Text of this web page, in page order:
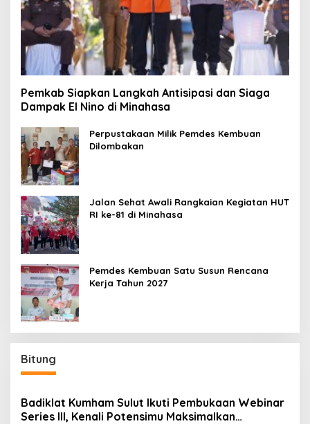
Pemkab Siapkan Langkah Antisipasi dan Siaga
Dampak El Nino di Minahasa
Perpustakaan Milik Pemdes Kembuan
Dilombakan
Jalan Sehat Awali Rangkaian Kegiatan HUT
RI ke-81 di Minahasa
Pemdes Kembuan Satu Susun Rencana
Kerja Tahun 2027
Bitung
Badiklat Kumham Sulut Ikuti Pembukaan Webinar
Series III, Kenali Potensimu Maksimalkan